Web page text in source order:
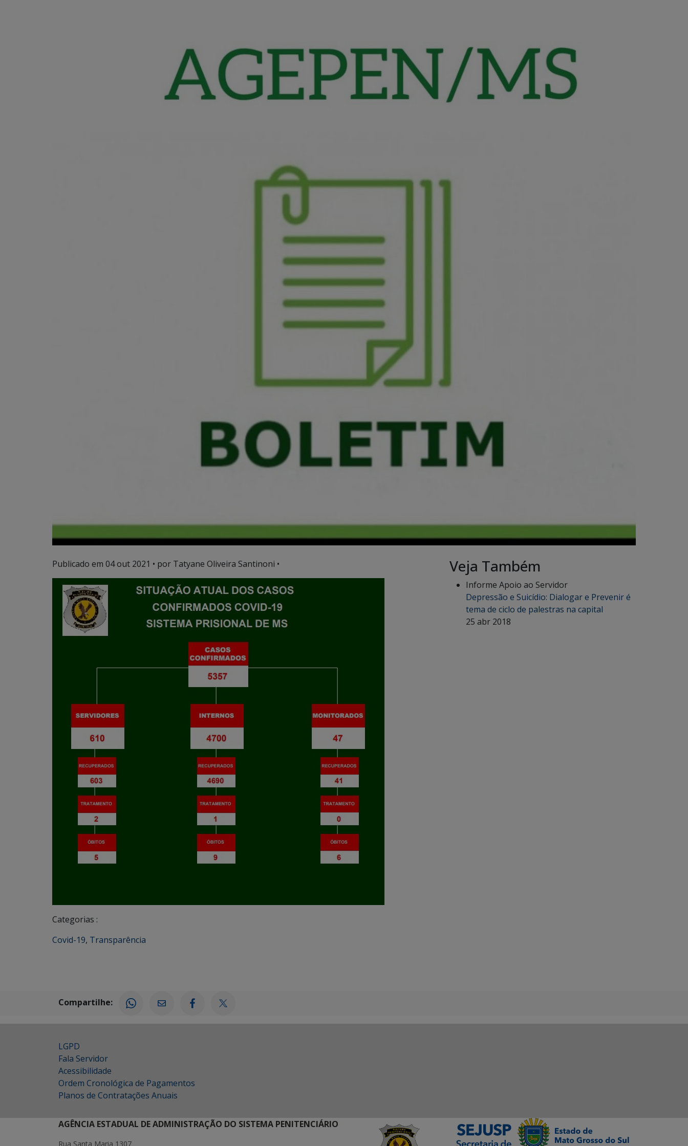
Publicado em 04 out 2021 • por Tatyane Oliveira Santinoni •
Categorias :
Covid-19, Transparência
Veja Também
Informe Apoio ao Servidor
Depressão e Suicídio: Dialogar e Prevenir é
tema de ciclo de palestras na capital
25 abr 2018
Compartilhe:
LGPD
Fala Servidor
Acessibilidade
Ordem Cronológica de Pagamentos
Planos de Contratações Anuais
AGÊNCIA ESTADUAL DE ADMINISTRAÇÃO DO SISTEMA PENITENCIÁRIO
Rua Santa Maria 1307